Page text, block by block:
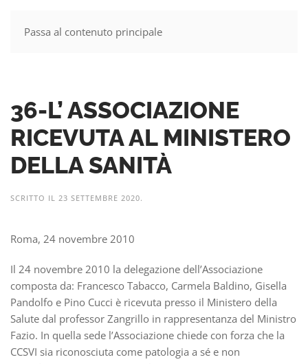
Passa al contenuto principale
MENU
36-L’ ASSOCIAZIONE
RICEVUTA AL MINISTERO
DELLA SANITÀ
SCRITTO IL 23 SETTEMBRE 2020.
Roma, 24 novembre 2010
Il 24 novembre 2010 la delegazione dell’Associazione
composta da: Francesco Tabacco, Carmela Baldino, Gisella
Pandolfo e Pino Cucci è ricevuta presso il Ministero della
Salute dal professor Zangrillo in rappresentanza del Ministro
Fazio. In quella sede l’Associazione chiede con forza che la
CCSVI sia riconosciuta come patologia a sé e non